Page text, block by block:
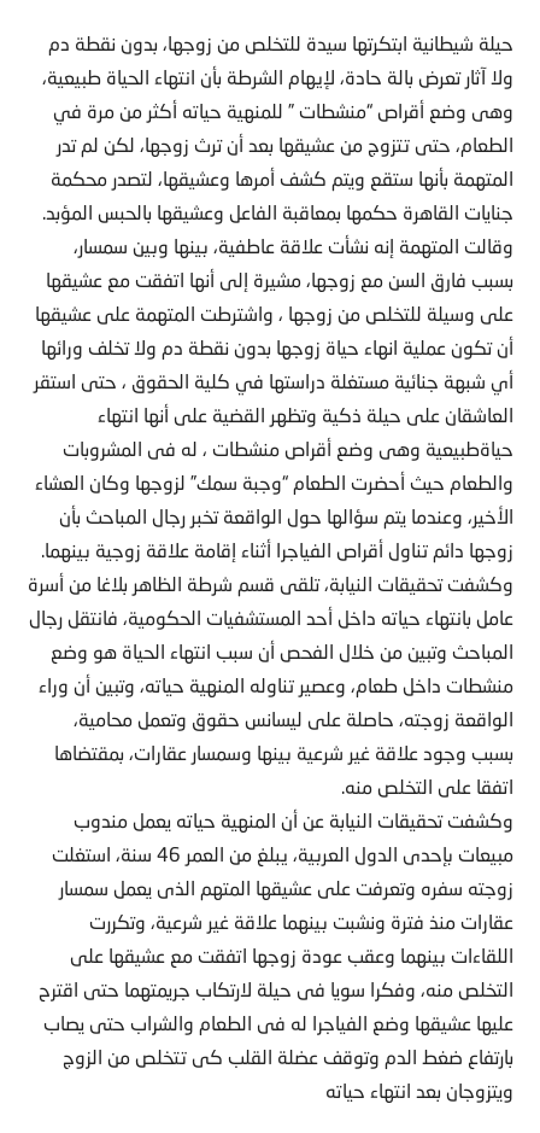
حيلة شيطانية ابتكرتها سيدة للتخلص من زوجها، بدون نقطة دم
ولا آثار تعرض بالة حادة، لإيهام الشرطة بأن انتهاء الحياة طبيعية،
وهى وضع أقراص “منشطات ” للمنهية حياته أكثر من مرة في
الطعام، حتى تتزوج من عشيقها بعد أن ترث زوجها، لكن لم تدر
المتهمة بأنها ستقع ويتم كشف أمرها وعشيقها، لتصدر محكمة
جنايات القاهرة حكمها بمعاقبة الفاعل وعشيقها بالحبس المؤبد.
وقالت المتهمة إنه نشأت علاقة عاطفية، بينها وبين سمسار،
بسبب فارق السن مع زوجها، مشيرة إلى أنها اتفقت مع عشيقها
على وسيلة للتخلص من زوجها ، واشترطت المتهمة على عشيقها
أن تكون عملية انهاء حياة زوجها بدون نقطة دم ولا تخلف ورائها
أي شبهة جنائية مستغلة دراستها في كلية الحقوق ، حتى استقر
العاشقان على حيلة ذكية وتظهر القضية على أنها انتهاء
حياةطبيعية وهى وضع أقراص منشطات ، له فى المشروبات
والطعام حيث أحضرت الطعام “وجبة سمك” لزوجها وكان العشاء
الأخير، وعندما يتم سؤالها حول الواقعة تخبر رجال المباحث بأن
زوجها دائم تناول أقراص الفياجرا أثناء إقامة علاقة زوجية بينهما.
وكشفت تحقيقات النيابة، تلقى قسم شرطة الظاهر بلاغا من أسرة
عامل بانتهاء حياته داخل أحد المستشفيات الحكومية، فانتقل رجال
المباحث وتبين من خلال الفحص أن سبب انتهاء الحياة هو وضع
منشطات داخل طعام، وعصير تناوله المنهية حياته، وتبين أن وراء
الواقعة زوجته، حاصلة على ليسانس حقوق وتعمل محامية،
بسبب وجود علاقة غير شرعية بينها وسمسار عقارات، بمقتضاها
اتفقا على التخلص منه.
وكشفت تحقيقات النيابة عن أن المنهية حياته يعمل مندوب
مبيعات بإحدى الدول العربية، يبلغ من العمر 46 سنة، استغلت
زوجته سفره وتعرفت على عشيقها المتهم الذى يعمل سمسار
عقارات منذ فترة ونشبت بينهما علاقة غير شرعية، وتكررت
اللقاءات بينهما وعقب عودة زوجها اتفقت مع عشيقها على
التخلص منه، وفكرا سويا فى حيلة لارتكاب جريمتهما حتى اقترح
عليها عشيقها وضع الفياجرا له فى الطعام والشراب حتى يصاب
بارتفاع ضغط الدم وتوقف عضلة القلب كى تتخلص من الزوج
ويتزوجان بعد انتهاء حياته